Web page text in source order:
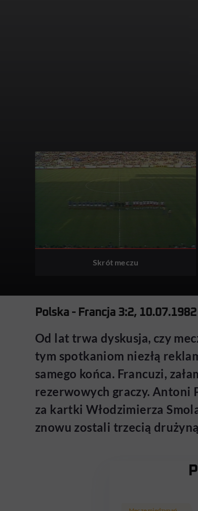
Skrót meczu
Polska - Francja 3:2, 10.07.1982
Od lat trwa dyskusja, czy
tym spotkaniom niezłą
samego końca. Francuzi,
rezerwowych graczy. Antoni
za kartki Włodzimierza
znowu zostali trzecią